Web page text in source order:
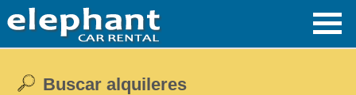
Buscar alquileres